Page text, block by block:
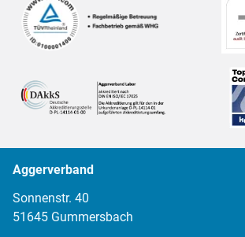
Aggerverband
Sonnenstr. 40
51645 Gummersbach